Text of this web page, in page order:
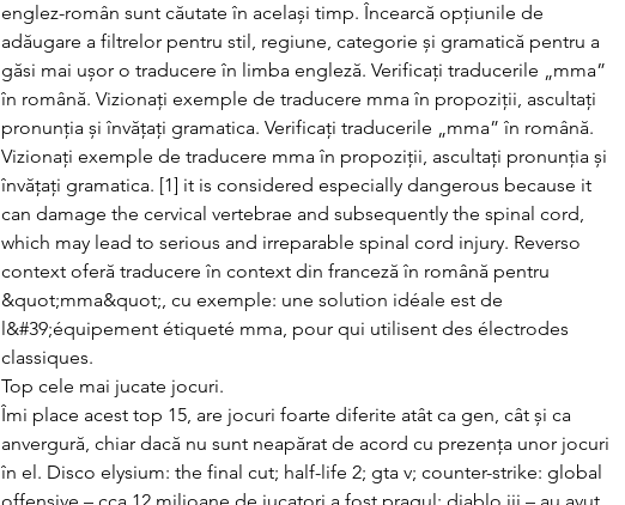
englez-român sunt căutate în același timp. Încearcă opțiunile de
adăugare a filtrelor pentru stil, regiune, categorie și gramatică pentru a
găsi mai ușor o traducere în limba engleză. Verificați traducerile „mma”
în română. Vizionați exemple de traducere mma în propoziții, ascultați
pronunția și învățați gramatica. Verificați traducerile „mma” în română.
Vizionați exemple de traducere mma în propoziții, ascultați pronunția și
învățați gramatica. [1] it is considered especially dangerous because it
can damage the cervical vertebrae and subsequently the spinal cord,
which may lead to serious and irreparable spinal cord injury. Reverso
context oferă traducere în context din franceză în română pentru
&quot;mma&quot;, cu exemple: une solution idéale est de
l&#39;équipement étiqueté mma, pour qui utilisent des électrodes
classiques.
Top cele mai jucate jocuri.
Îmi place acest top 15, are jocuri foarte diferite atât ca gen, cât și ca
anvergură, chiar dacă nu sunt neapărat de acord cu prezența unor jocuri
în el. Disco elysium: the final cut; half-life 2; gta v; counter-strike: global